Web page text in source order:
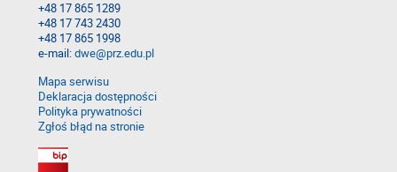
+48 17 865 1289
+48 17 743 2430
+48 17 865 1998
e-mail:dwe@prz.edu.pl
Mapa serwisu
Deklaracja dostępności
Polityka prywatności
Zgłoś błąd na stronie